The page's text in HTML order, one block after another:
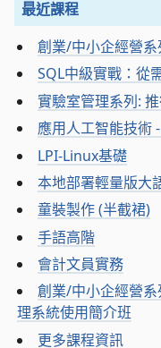
最近課程
創業/中小企經營
SQL中級實戰：從
實驗室管理系列:
應用人工智能技術
LPI-Linux基礎
本地部署輕量版大
童裝製作 (半截裙)
手語高階
會計文員實務
創業/中小企經營
理系統使用簡介班
更多課程資訊